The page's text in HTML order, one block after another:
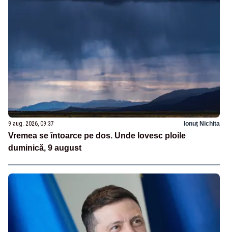
9 aug. 2026, 09:37 Ionuț Nichita
Vremea se întoarce pe dos. Unde lovesc ploile
duminică, 9 august